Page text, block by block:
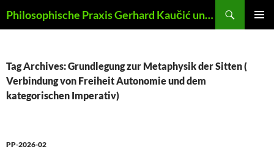
to
Philosophische Praxis Gerhard Kaučić und Anna Lydia Huber
Tag Archives: Grundlegung zur Metaphysik der Sitten (
Verbindung von Freiheit Autonomie und dem
kategorischen Imperativ)
PP-2026-02